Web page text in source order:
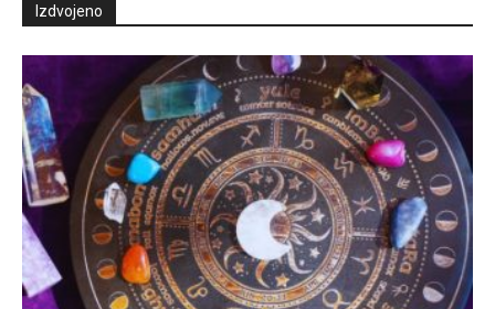
Izdvojeno